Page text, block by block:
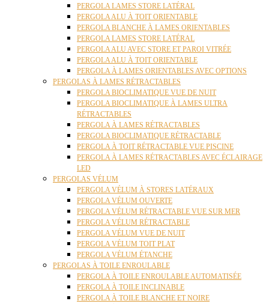
PERGOLA LAMES STORE LATÉRAL
PERGOLA ALU À TOIT ORIENTABLE
PERGOLA BLANCHE À LAMES ORIENTABLES
PERGOLA LAMES STORE LATÉRAL
PERGOLA ALU AVEC STORE ET PAROI VITRÉE
PERGOLA ALU À TOIT ORIENTABLE
PERGOLA À LAMES ORIENTABLES AVEC OPTIONS
PERGOLAS À LAMES RÉTRACTABLES
PERGOLA BIOCLIMATIQUE VUE DE NUIT
PERGOLA BIOCLIMATIQUE À LAMES ULTRA
RÉTRACTABLES
PERGOLA À LAMES RÉTRACTABLES
PERGOLA BIOCLIMATIQUE RÉTRACTABLE
PERGOLA À TOIT RÉTRACTABLE VUE PISCINE
PERGOLA À LAMES RÉTRACTABLES AVEC ÉCLAIRAGE
LED
PERGOLAS VÉLUM
PERGOLA VÉLUM À STORES LATÉRAUX
PERGOLA VÉLUM OUVERTE
PERGOLA VÉLUM RÉTRACTABLE VUE SUR MER
PERGOLA VÉLUM RÉTRACTABLE
PERGOLA VÉLUM VUE DE NUIT
PERGOLA VÉLUM TOIT PLAT
PERGOLA VÉLUM ÉTANCHE
PERGOLAS À TOILE ENROULABLE
PERGOLA À TOILE ENROULABLE AUTOMATISÉE
PERGOLA À TOILE INCLINABLE
PERGOLA À TOILE BLANCHE ET NOIRE